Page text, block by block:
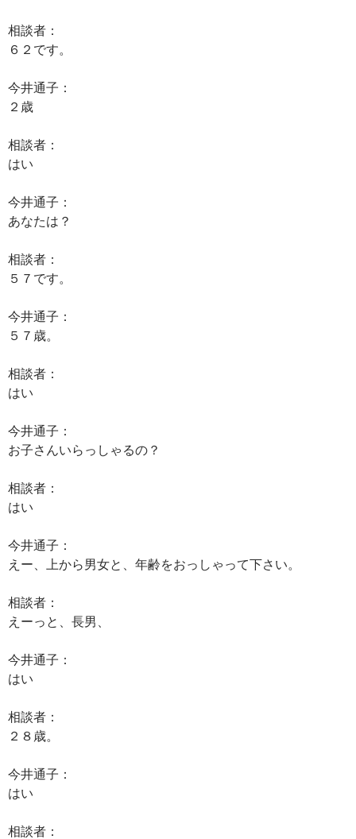
相談者：
６２です。
今井通子：
２歳
相談者：
はい
今井通子：
あなたは？
相談者：
５７です。
今井通子：
５７歳。
相談者：
はい
今井通子：
お子さんいらっしゃるの？
相談者：
はい
今井通子：
えー、上から男女と、年齢をおっしゃって下さい。
相談者：
えーっと、長男、
今井通子：
はい
相談者：
２８歳。
今井通子：
はい
相談者：